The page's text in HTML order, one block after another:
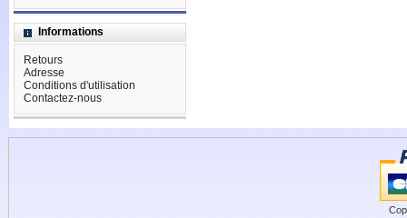
Informations
Retours
Adresse
Conditions d'utilisation
Contactez-nous